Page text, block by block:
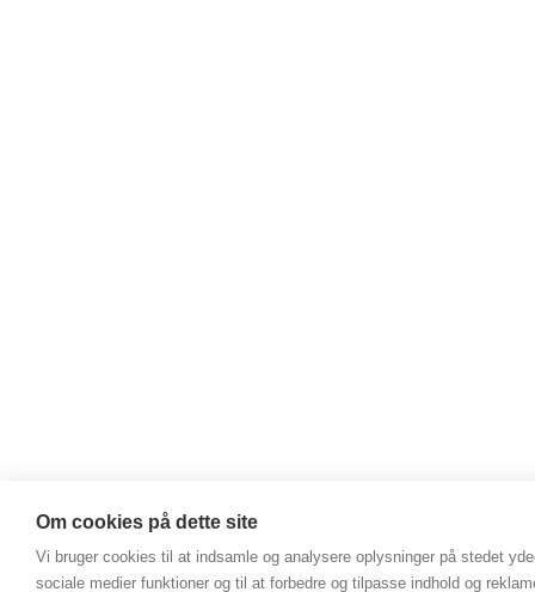
Om cookies på dette site
Vi bruger cookies til at indsamle og analysere oplysninger på stedet
sociale medier funktioner og til at forbedre og tilpasse indhold og